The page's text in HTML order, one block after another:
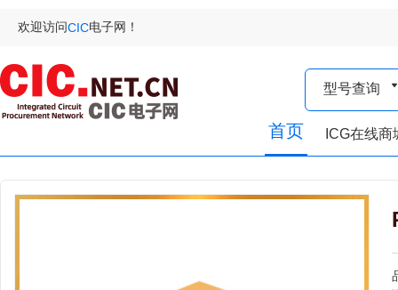
欢迎访问CIC电子网！
型号查询
首页 ICG在线商